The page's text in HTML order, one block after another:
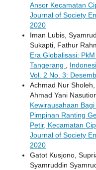
Ansor Kecamatan
Journal of Society
2020
Iman Lubis,
Sukapti, Fathur
Era Globalisasi:
Tangerang
Vol. 2 No. 3:
Achmad Nur
Ahmad Yani
Kewirausahaan
Pimpinan Ranting
Petir, Kecamatan
Journal of Society
2020
Gatot Kusjono,
Syamruddin